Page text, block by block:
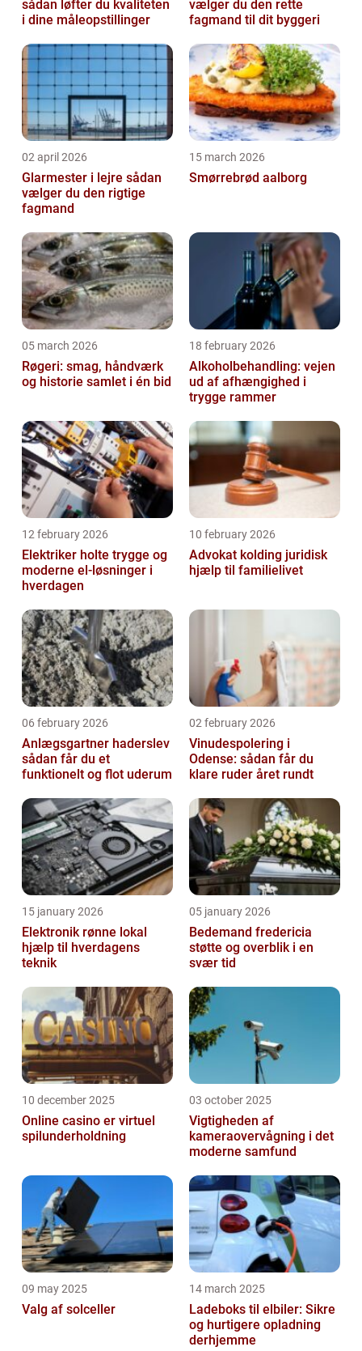
sådan løfter du kvaliteten
i dine måleopstillinger
vælger du den rette
fagmand til dit byggeri
02 april 2026
Glarmester i lejre sådan
vælger du den rigtige
fagmand
15 march 2026
Smørrebrød aalborg
05 march 2026
Røgeri: smag, håndværk
og historie samlet i én bid
18 february 2026
Alkoholbehandling: vejen
ud af afhængighed i
trygge rammer
12 february 2026
Elektriker holte trygge og
moderne el-løsninger i
hverdagen
10 february 2026
Advokat kolding juridisk
hjælp til familielivet
06 february 2026
Anlægsgartner haderslev
sådan får du et
funktionelt og flot uderum
02 february 2026
Vinudespolering i
Odense: sådan får du
klare ruder året rundt
15 january 2026
Elektronik rønne lokal
hjælp til hverdagens
teknik
05 january 2026
Bedemand fredericia
støtte og overblik i en
svær tid
10 december 2025
Online casino er virtuel
spilunderholdning
03 october 2025
Vigtigheden af
kameraovervågning i det
moderne samfund
09 may 2025
Valg af solceller
14 march 2025
Ladeboks til elbiler: Sikre
og hurtigere opladning
derhjemme